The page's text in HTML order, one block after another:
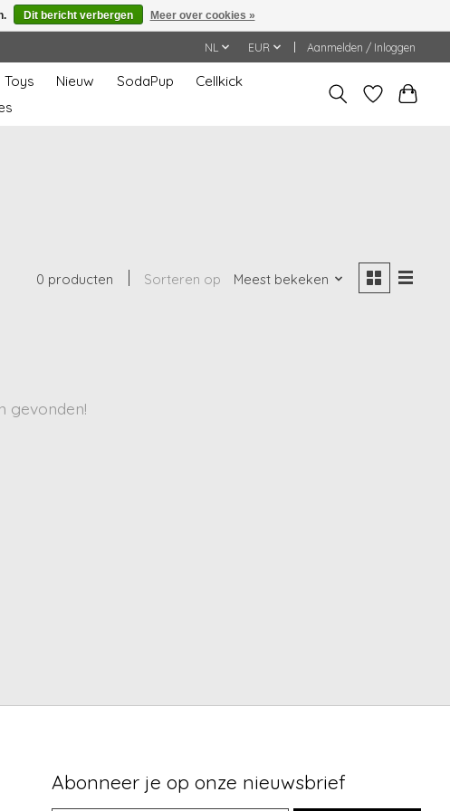
NL EUR Aanmelden / Inloggen
Toys Nieuw SodaPup
Cellkick
0 producten Sorteren op Meest bekeken
gevonden!
Abonneer je op onze nieuwsbrief
Dit bericht verbergen Meer over cookies »